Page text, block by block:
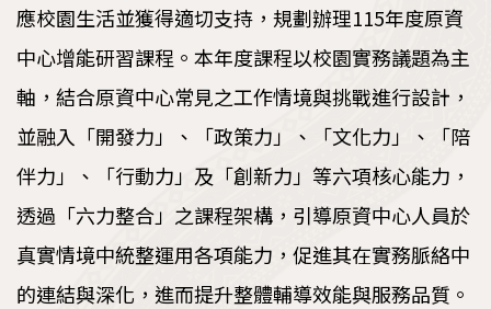
應校園生活並獲得適切支持，規劃辦理115年度原資
中心增能研習課程。本年度課程以校園實務議題為主
軸，結合原資中心常見之工作情境與挑戰進行設計，
並融入「開發力」、「政策力」、「文化力」、「陪
伴力」、「行動力」及「創新力」等六項核心能力，
透過「六力整合」之課程架構，引導原資中心人員於
真實情境中統整運用各項能力，促進其在實務脈絡中
的連結與深化，進而提升整體輔導效能與服務品質。